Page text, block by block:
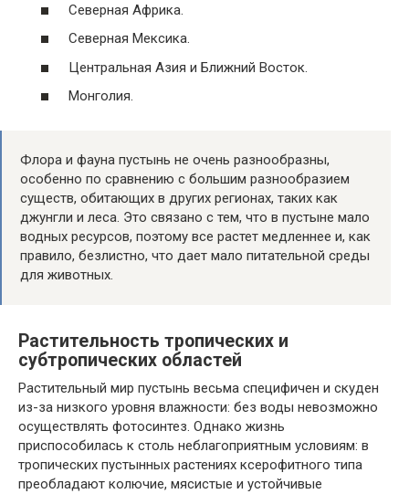
Северная Африка.
Северная Мексика.
Центральная Азия и Ближний Восток.
Монголия.
Флора и фауна пустынь не очень разнообразны,
особенно по сравнению с большим разнообразием
существ, обитающих в других регионах, таких как
джунгли и леса. Это связано с тем, что в пустыне мало
водных ресурсов, поэтому все растет медленнее и, как
правило, безлистно, что дает мало питательной среды
для животных.
Растительность тропических и
субтропических областей
Растительный мир пустынь весьма специфичен и скуден
из-за низкого уровня влажности: без воды невозможно
осуществлять фотосинтез. Однако жизнь
приспособилась к столь неблагоприятным условиям: в
тропических пустынных растениях ксерофитного типа
преобладают колючие, мясистые и устойчивые